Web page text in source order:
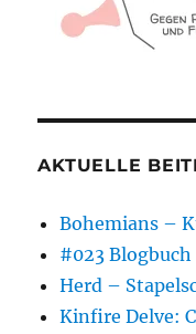
AKTUELLE
Bohemians –
#023
Herd –
Kinfire Delve: